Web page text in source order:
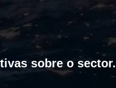
sobre o sector.